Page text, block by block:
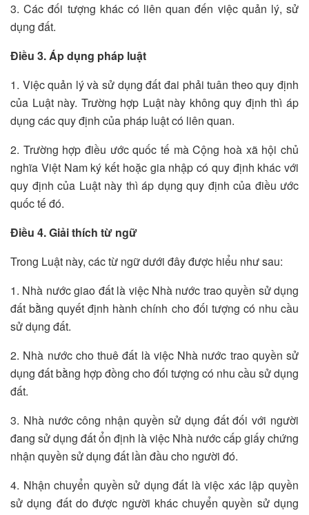
3. Các đối tượng khác có liên quan đến việc quản lý, sử
dụng đất.
Điều 3. Áp dụng pháp luật
1. Việc quản lý và sử dụng đất đai phải tuân theo quy định
của Luật này. Trường hợp Luật này không quy định thì áp
dụng các quy định của pháp luật có liên quan.
2. Trường hợp điều ước quốc tế mà Cộng hoà xã hội chủ
nghĩa Việt Nam ký kết hoặc gia nhập có quy định khác với
quy định của Luật này thì áp dụng quy định của điều ước
quốc tế đó.
Điều 4. Giải thích từ ngữ
Trong Luật này, các từ ngữ dưới đây được hiểu như sau:
1. Nhà nước giao đất là việc Nhà nước trao quyền sử dụng
đất bằng quyết định hành chính cho đối tượng có nhu cầu
sử dụng đất.
2. Nhà nước cho thuê đất là việc Nhà nước trao quyền sử
dụng đất bằng hợp đồng cho đối tượng có nhu cầu sử dụng
đất.
3. Nhà nước công nhận quyền sử dụng đất đối với người
đang sử dụng đất ổn định là việc Nhà nước cấp giấy chứng
nhận quyền sử dụng đất lần đầu cho người đó.
4. Nhận chuyển quyền sử dụng đất là việc xác lập quyền
sử dụng đất do được người khác chuyển quyền sử dụng